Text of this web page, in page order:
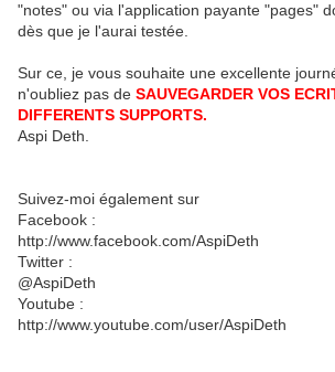
"notes" ou via l'application payante "pages"
dès que je l'aurai testée.
Sur ce, je vous souhaite une excellente
n'oubliez pas de SAUVEGARDER VOS
DIFFERENTS SUPPORTS.
Aspi Deth.
Suivez-moi également sur
Facebook :
http://www.facebook.com/AspiDeth
Twitter :
@AspiDeth
Youtube :
http://www.youtube.com/user/AspiDeth